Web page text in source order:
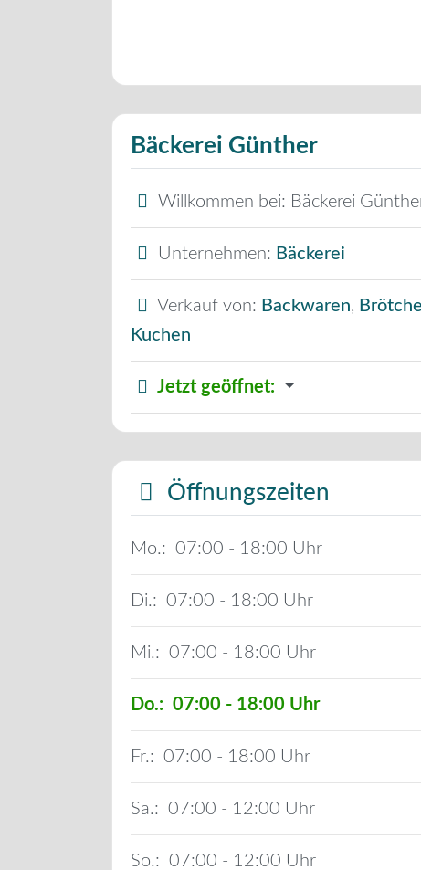
Bäckerei Günther
Willkommen bei: Bäckerei
Unternehmen: Bäckerei
Verkauf von: Backwaren,
Kuchen
Jetzt geöffnet:
Öffnungszeiten
Mo.: 07:00 - 18:00
Di.: 07:00 - 18:00
Mi.: 07:00 - 18:00
Do.: 07:00 - 18:00
Fr.: 07:00 - 18:00
Sa.: 07:00 - 12:00
So.: 07:00 - 12:00